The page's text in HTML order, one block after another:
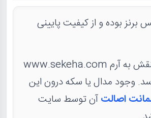
برنز بوده و از کیفیت پایینی
مدال در کاور منقش به آرم www.sekeha.com
وجود مدال یا سکه درون این
اصالتآن توسط سایت